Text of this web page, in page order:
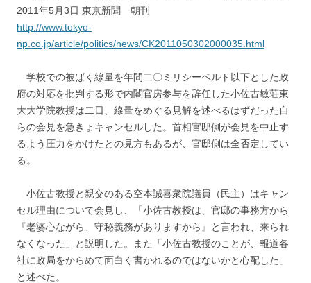
2011年5月3日 東京新聞 朝刊
http://www.tokyo-
np.co.jp/article/politics/news/CK2011050302000035.html
学校での被ばく線量を年間二〇ミリシーベルト以下とした政
府の対応を批判する形で内閣官房参与を辞任した小佐古敏荘東
大大学院教授は二日、線量をめぐる見解を述べるはずだった自
らの会見を急きょキャンセルした。首相官邸側が会見を中止す
るよう圧力をかけたとの見方もあるが、官邸側は全否定してい
る。
小佐古教授と親交のある空本誠喜衆院議員（民主）はキャン
セル理由について会見し、「小佐古教授は、官邸の事務方から
『老婆心ながら、守秘義務がありますから』と言われ、来られ
なくなった」と説明した。また「小佐古教授のことが、報道各
社に政局をからめて面白く書かれるのではないかと心配した」
と述べた。